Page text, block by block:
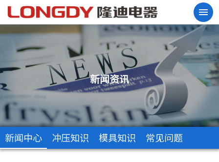
新闻资讯
新闻中心 冲压知识 模具知识 常见问题